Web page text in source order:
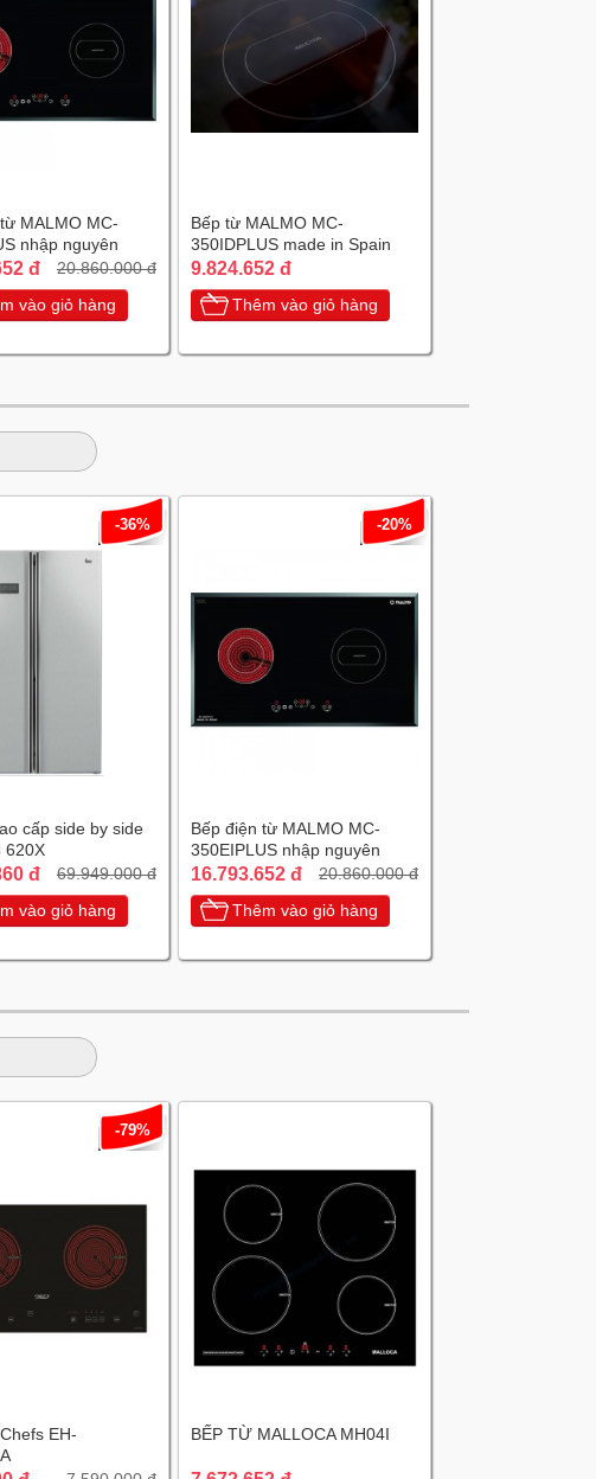
MALMO MC-
nhập nguyên
Ban Nha
đ 20.860.000 đ
vào giỏ hàng
Bếp từ MALMO MC-
350IDPLUS made in Spain
9.824.652 đ
Thêm vào giỏ hàng
-36%
cấp side by side
620X
đ 69.949.000 đ
vào giỏ hàng
-20%
Bếp điện từ MALMO MC-
350EIPLUS nhập nguyên
chiếc Tây Ban Nha
16.793.652 đ 20.860.000 đ
Thêm vào giỏ hàng
-79%
EH-
BẾP TỪ MALLOCA MH04I